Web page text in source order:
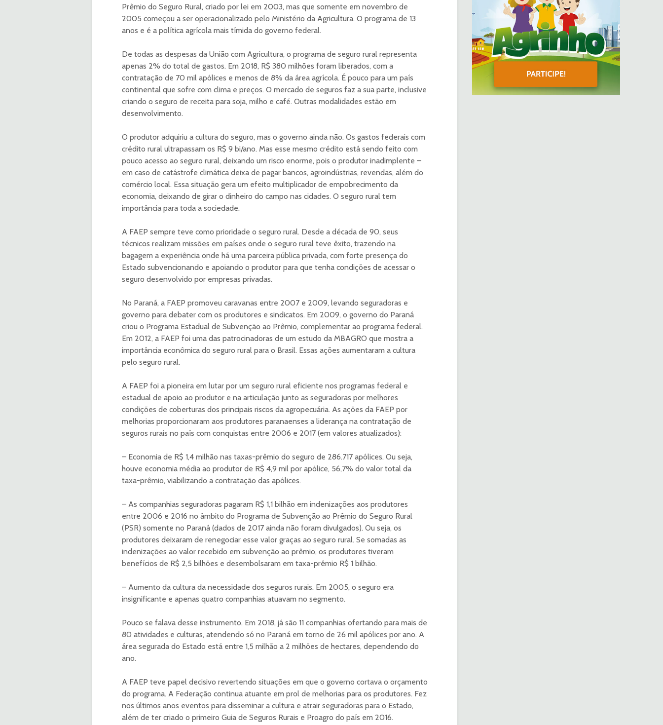
Prêmio do Seguro Rural, criado por lei em 2003, mas que somente em novembro de
2005 começou a ser operacionalizado pelo Ministério da Agricultura. O programa de 13
anos e é a política agrícola mais tímida do governo federal.
De todas as despesas da União com Agricultura, o programa de seguro rural representa
apenas 2% do total de gastos. Em 2018, R$ 380 milhões foram liberados, com a
contratação de 70 mil apólices e menos de 8% da área agrícola. É pouco para um país
continental que sofre com clima e preços. O mercado de seguros faz a sua parte, inclusive
criando o seguro de receita para soja, milho e café. Outras modalidades estão em
desenvolvimento.
O produtor adquiriu a cultura do seguro, mas o governo ainda não. Os gastos federais com
crédito rural ultrapassam os R$ 9 bi/ano. Mas esse mesmo crédito está sendo feito com
pouco acesso ao seguro rural, deixando um risco enorme, pois o produtor inadimplente –
em caso de catástrofe climática deixa de pagar bancos, agroindústrias, revendas, além do
comércio local. Essa situação gera um efeito multiplicador de empobrecimento da
economia, deixando de girar o dinheiro do campo nas cidades. O seguro rural tem
importância para toda a sociedade.
A FAEP sempre teve como prioridade o seguro rural. Desde a década de 90, seus
técnicos realizam missões em países onde o seguro rural teve êxito, trazendo na
bagagem a experiência onde há uma parceira pública privada, com forte presença do
Estado subvencionando e apoiando o produtor para que tenha condições de acessar o
seguro desenvolvido por empresas privadas.
No Paraná, a FAEP promoveu caravanas entre 2007 e 2009, levando seguradoras e
governo para debater com os produtores e sindicatos. Em 2009, o governo do Paraná
criou o Programa Estadual de Subvenção ao Prêmio, complementar ao programa federal.
Em 2012, a FAEP foi uma das patrocinadoras de um estudo da MBAGRO que mostra a
importância econômica do seguro rural para o Brasil. Essas ações aumentaram a cultura
pelo seguro rural.
A FAEP foi a pioneira em lutar por um seguro rural eficiente nos programas federal e
estadual de apoio ao produtor e na articulação junto as seguradoras por melhores
condições de coberturas dos principais riscos da agropecuária. As ações da FAEP por
melhorias proporcionaram aos produtores paranaenses a liderança na contratação de
seguros rurais no país com conquistas entre 2006 e 2017 (em valores atualizados):
– Economia de R$ 1,4 milhão nas taxas-prêmio do seguro de 286.717 apólices. Ou seja,
houve economia média ao produtor de R$ 4,9 mil por apólice, 56,7% do valor total da
taxa-prêmio, viabilizando a contratação das apólices.
– As companhias seguradoras pagaram R$ 1,1 bilhão em indenizações aos produtores
entre 2006 e 2016 no âmbito do Programa de Subvenção ao Prêmio do Seguro Rural
(PSR) somente no Paraná (dados de 2017 ainda não foram divulgados). Ou seja, os
produtores deixaram de renegociar esse valor graças ao seguro rural. Se somadas as
indenizações ao valor recebido em subvenção ao prêmio, os produtores tiveram
benefícios de R$ 2,5 bilhões e desembolsaram em taxa-prêmio R$ 1 bilhão.
– Aumento da cultura da necessidade dos seguros rurais. Em 2005, o seguro era
insignificante e apenas quatro companhias atuavam no segmento.
Pouco se falava desse instrumento. Em 2018, já são 11 companhias ofertando para mais de
80 atividades e culturas, atendendo só no Paraná em torno de 26 mil apólices por ano. A
área segurada do Estado está entre 1,5 milhão a 2 milhões de hectares, dependendo do
ano.
A FAEP teve papel decisivo revertendo situações em que o governo cortava o orçamento
do programa. A Federação continua atuante em prol de melhorias para os produtores. Fez
nos últimos anos eventos para disseminar a cultura e atrair seguradoras para o Estado,
além de ter criado o primeiro Guia de Seguros Rurais e Proagro do país em 2016.